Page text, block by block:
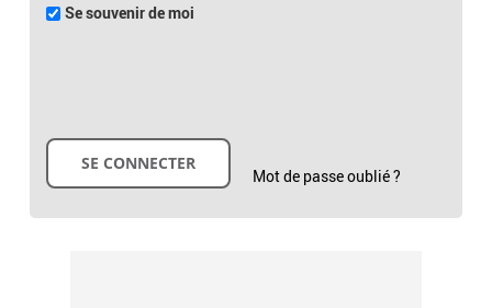
Se souvenir de moi
Mot de passe oublié ?